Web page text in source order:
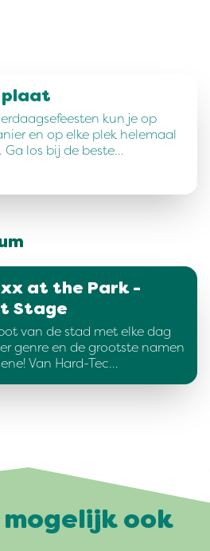
plaat
kun je op
en op elke plek helemaal
Ga los bij de beste…
at the Park -
Stage
van de stad met elke dag
genre en de grootste namen
Van Hard-Tec…
ook